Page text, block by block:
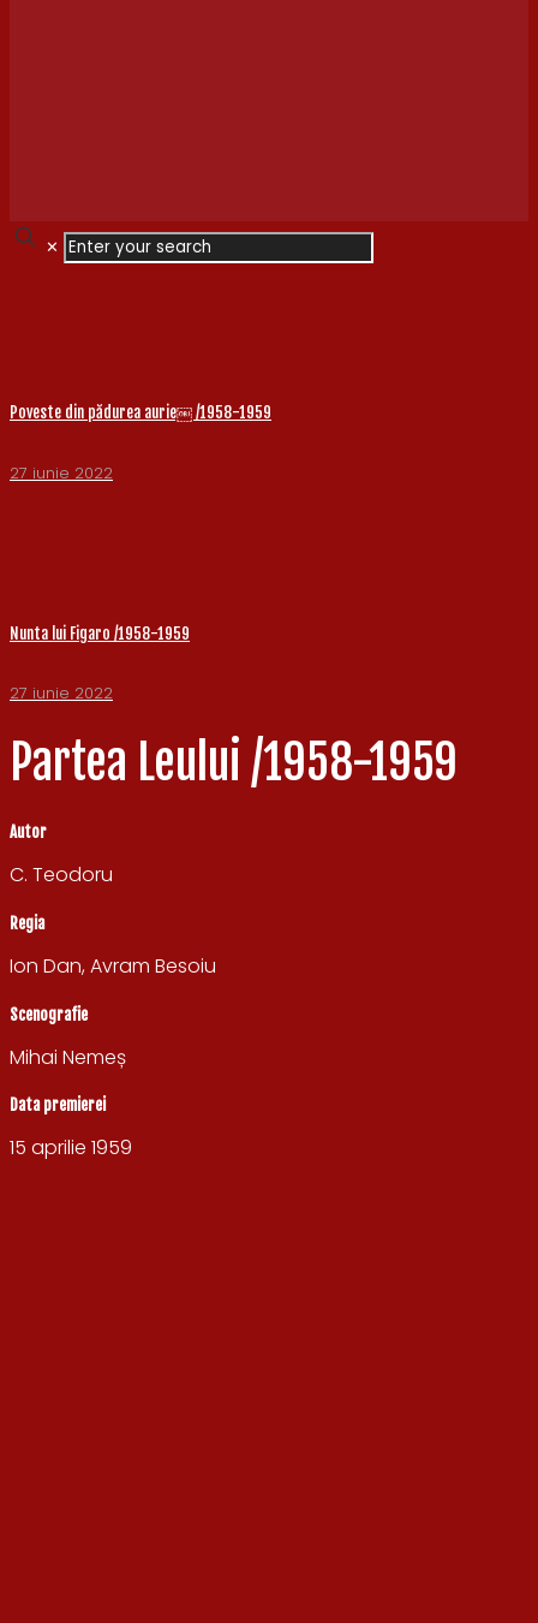
✕
Poveste din pădurea aurie￼ /1958-1959
27 iunie 2022
Nunta lui Figaro /1958-1959
27 iunie 2022
Partea Leului /1958-1959
Autor
C. Teodoru
Regia
Ion Dan, Avram Besoiu
Scenografie
Mihai Nemeș
Data premierei
15 aprilie 1959